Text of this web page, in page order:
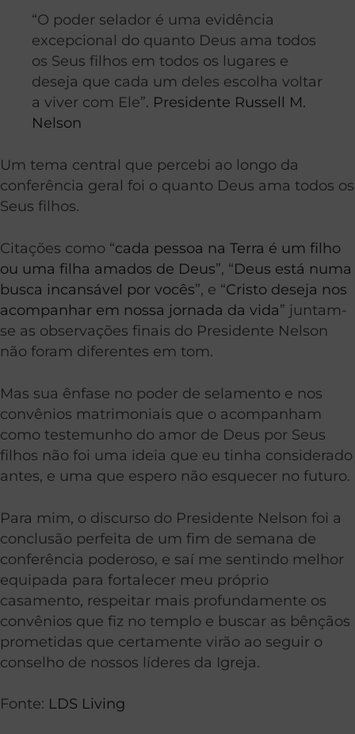
“O poder selador é uma evidência
excepcional do quanto Deus ama todos
os Seus filhos em todos os lugares e
deseja que cada um deles escolha voltar
a viver com Ele”. Presidente Russell M.
Nelson
Um tema central que percebi ao longo da
conferência geral foi o quanto Deus ama todos os
Seus filhos.
Citações como “cada pessoa na Terra é um filho
ou uma filha amados de Deus”, “Deus está numa
busca incansável por vocês”, e “Cristo deseja nos
acompanhar em nossa jornada da vida” juntam-
se as observações finais do Presidente Nelson
não foram diferentes em tom.
Mas sua ênfase no poder de selamento e nos
convênios matrimoniais que o acompanham
como testemunho do amor de Deus por Seus
filhos não foi uma ideia que eu tinha considerado
antes, e uma que espero não esquecer no futuro.
Para mim, o discurso do Presidente Nelson foi a
conclusão perfeita de um fim de semana de
conferência poderoso, e saí me sentindo melhor
equipada para fortalecer meu próprio
casamento, respeitar mais profundamente os
convênios que fiz no templo e buscar as bênçãos
prometidas que certamente virão ao seguir o
conselho de nossos líderes da Igreja.
Fonte: LDS Living